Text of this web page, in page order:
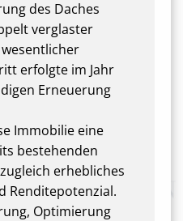
des Daches
verglaster
erfolgte im Jahr
Erneuerung
Immobilie eine
bestehenden
erhebliches
Renditepotenzial.
Optimierung